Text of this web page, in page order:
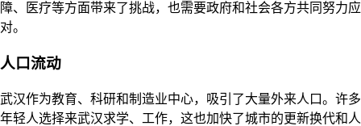
障、医疗等方面带来了挑战，也需要政府和社会各方共同努力应
对。
人口流动
武汉作为教育、科研和制造业中心，吸引了大量外来人口。许多
年轻人选择来武汉求学、工作，这也加快了城市的更新换代和人